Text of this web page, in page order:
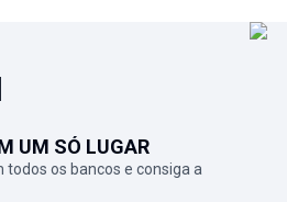
UM SÓ LUGAR
os bancos e consiga a